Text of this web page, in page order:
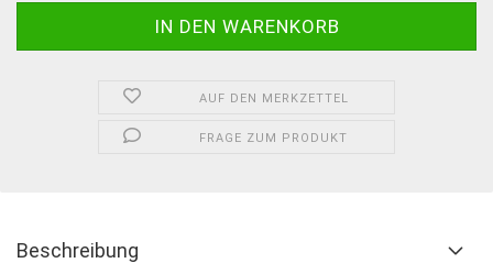
AUF DEN MERKZETTEL
FRAGE ZUM PRODUKT
Beschreibung